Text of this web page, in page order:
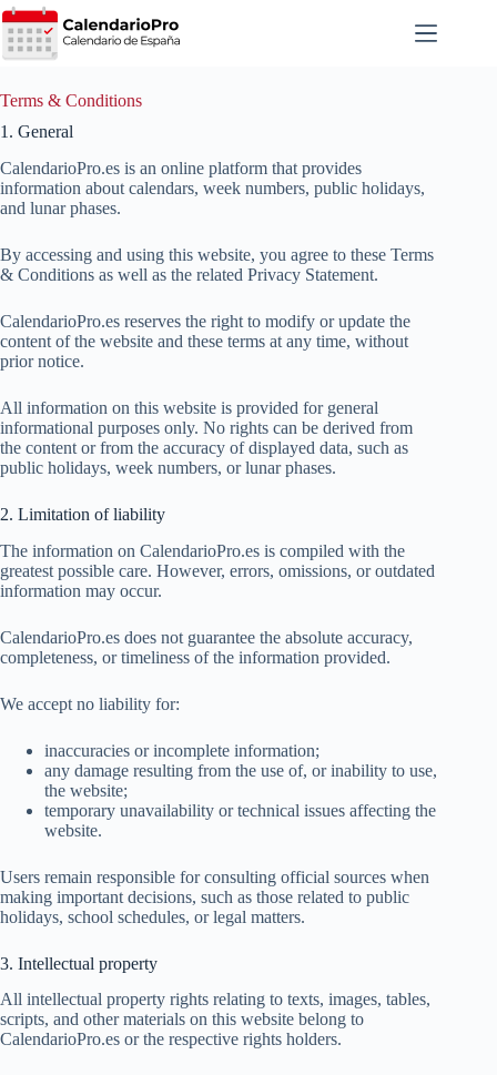
Saltar
al
contenido
Terms & Conditions
1. General
CalendarioPro.es is an online platform that provides
information about calendars, week numbers, public holidays,
and lunar phases.
By accessing and using this website, you agree to these Terms
& Conditions as well as the related Privacy Statement.
CalendarioPro.es reserves the right to modify or update the
content of the website and these terms at any time, without
prior notice.
All information on this website is provided for general
informational purposes only. No rights can be derived from
the content or from the accuracy of displayed data, such as
public holidays, week numbers, or lunar phases.
2. Limitation of liability
The information on CalendarioPro.es is compiled with the
greatest possible care. However, errors, omissions, or outdated
information may occur.
CalendarioPro.es does not guarantee the absolute accuracy,
completeness, or timeliness of the information provided.
We accept no liability for:
inaccuracies or incomplete information;
any damage resulting from the use of, or inability to use,
the website;
temporary unavailability or technical issues affecting the
website.
Users remain responsible for consulting official sources when
making important decisions, such as those related to public
holidays, school schedules, or legal matters.
3. Intellectual property
All intellectual property rights relating to texts, images, tables,
scripts, and other materials on this website belong to
CalendarioPro.es or the respective rights holders.